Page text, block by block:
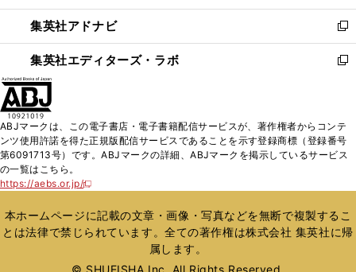
開
く
ウ
で
開
く
ン
ド
ウ
で
ウ
ィ
ン
ド
く
集英社アドナビ
新
し
い
ド
ウ
で
集英社エディターズ・ラボ
新
ィ
ン
ド
開
く
ABJマークは、この電子書店・電子書籍配信サービスが、著作権者からコンテ
ンツ使用許諾を得た正規版配信サービスであることを示す登録商標（登録番号
第6091713号）です。ABJマークの詳細、ABJマークを掲示しているサービス
の一覧はこちら。
https://aebs.or.jp/
新
い
ウ
ィ
本ホームページに記載の文章・画像・写真などを無断で複製するこ
とは法律で禁じられています。全ての著作権は株式会社 集英社に帰
属します。